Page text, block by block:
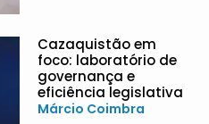
Cazaquistão em
foco: laboratório de
governança e
eficiência legislativa
Márcio Coimbra